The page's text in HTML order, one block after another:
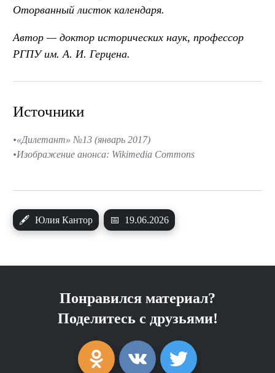
Оторванный листок календаря.
Автор — доктор исторических наук, профессор
РГПУ им. А. И. Герцена.
🖋 Юлия Кантор 📅 19.06.2026
Источники
«Дилетант» №13 (январь 2017)
Изображение анонса: Wikimedia Commons
Понравился материал?
Поделитесь с друзьями!